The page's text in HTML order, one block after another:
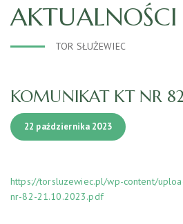
AKTUALNOŚCI
TOR SŁUŻEWIEC
KOMUNIKAT KT NR
22 października 2023
https://torsluzewiec.pl/wp-content/
nr-82-21.10.2023.pdf